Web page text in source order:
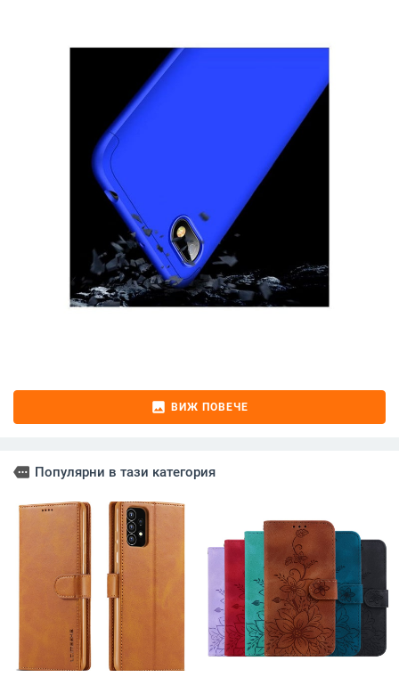
image ВИЖ ПОВЕЧЕ
more Популярни в тази категория